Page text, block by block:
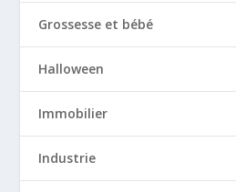
Grossesse et bébé
Halloween
Immobilier
Industrie